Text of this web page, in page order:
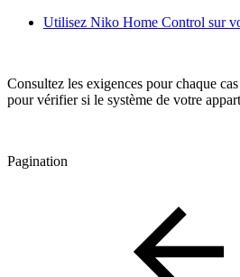
Utilisez Niko Home Control sur
Consultez les exigences pour chaque
pour vérifier si le système de votre
Pagination